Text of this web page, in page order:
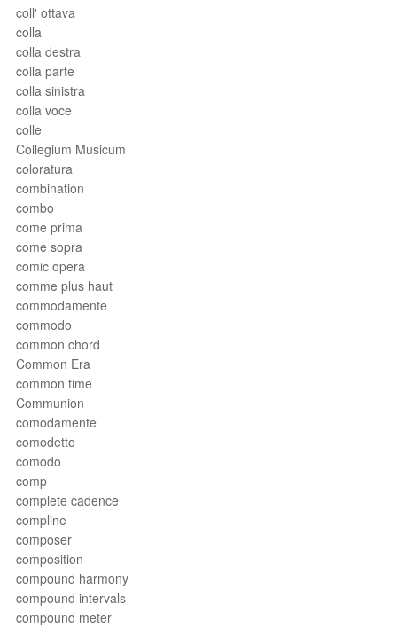
coll' ottava
colla
colla destra
colla parte
colla sinistra
colla voce
colle
Collegium Musicum
coloratura
combination
combo
come prima
come sopra
comic opera
comme plus haut
commodamente
commodo
common chord
Common Era
common time
Communion
comodamente
comodetto
comodo
comp
complete cadence
compline
composer
composition
compound harmony
compound intervals
compound meter